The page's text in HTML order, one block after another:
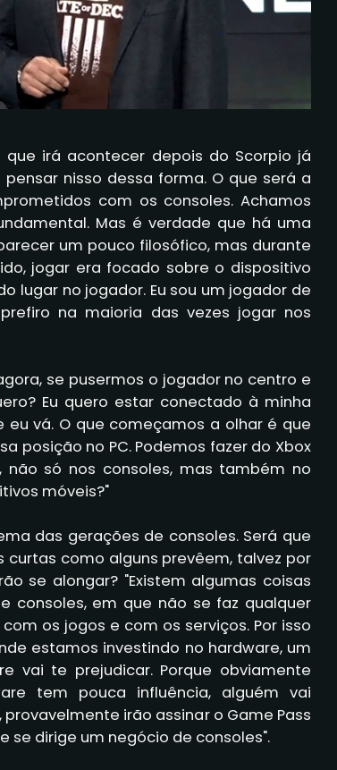
irá acontecer depois do Scorpio já
nisso dessa forma. O que será a
com os consoles. Achamos
Mas é verdade que há uma
um pouco filosófico, mas durante
jogar era focado sobre o dispositivo
lugar no jogador. Eu sou um jogador de
na maioria das vezes jogar nos
se pusermos o jogador no centro e
Eu quero estar conectado à minha
vá. O que começamos a olhar é que
posição no PC. Podemos fazer do Xbox
não só nos consoles, mas também no
móveis?"
das gerações de consoles. Será que
como alguns prevêem, talvez por
se alongar? "Existem algumas coisas
consoles, em que não se faz qualquer
os jogos e com os serviços. Por isso
estamos investindo no hardware, um
vai te prejudicar. Porque obviamente
tem pouca influência, alguém vai
irão assinar o Game Pass
se dirige um negócio de consoles".